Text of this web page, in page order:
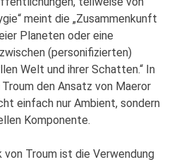
meint die „Zusammenkunft
Planeten oder eine
(personifizierten)
Welt und ihrer Schatten.“ In
den Ansatz von Maeror
einfach nur Ambient, sondern
Komponente.
von Troum ist die Verwendung